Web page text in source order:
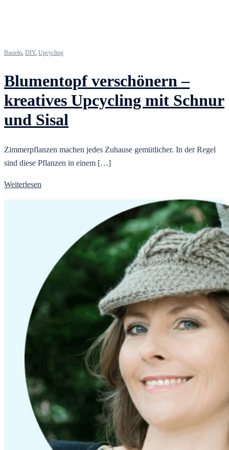
Basteln, DIY, Upcycling
Blumentopf verschönern –
kreatives Upcycling mit Schnur
und Sisal
Zimmerpflanzen machen jedes Zuhause gemütlicher. In der Regel
sind diese Pflanzen in einem […]
Weiterlesen